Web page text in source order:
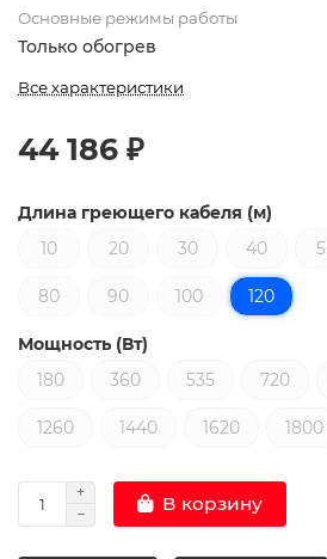
Основные режимы работы
Только обогрев
Все характеристики
44 186 ₽
Длина греющего кабеля (м)
10
20 30 40
80 90 100 120
Мощность (Вт)
180
360 535 720
1260 1440 1620 1800
В корзину